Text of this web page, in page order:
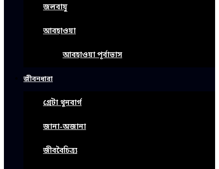
জলবায়ু
আবহাওয়া
আবহাওয়া পূর্বাভাস
জীবনধারা
গ্রেটা থুনবার্গ
জানা-অজানা
জীববৈচিত্র্য